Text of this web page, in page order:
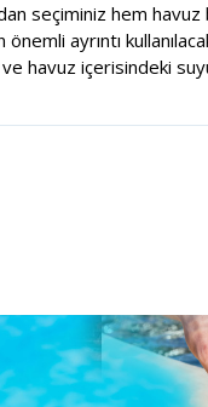
seçiminiz hem
ayrıntı
havuz içerisindeki